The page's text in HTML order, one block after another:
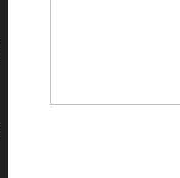
观看